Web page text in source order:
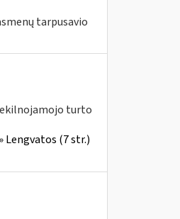
tarpusavio
turto
(7 str.)